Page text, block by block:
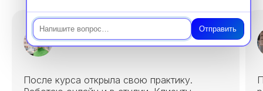
Отправить
Анна, 28 лет
После курса открыла свою практику.